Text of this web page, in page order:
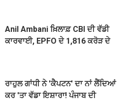
Anil Ambani ਖ਼ਿਲਾਫ਼ CBI ਦੀ ਵੱਡੀ
ਕਾਰਵਾਈ, EPFO ਦੇ 1,816 ਕਰੋੜ ਦੇ
ਰਾਹੁਲ ਗਾਂਧੀ ਨੇ 'ਕੈਪਟਨ' ਦਾ ਨਾਂ ਲੈਂਦਿਆਂ
ਕਰ 'ਤਾ ਵੱਡਾ ਇਸ਼ਾਰਾ! ਪੰਜਾਬ ਦੀ